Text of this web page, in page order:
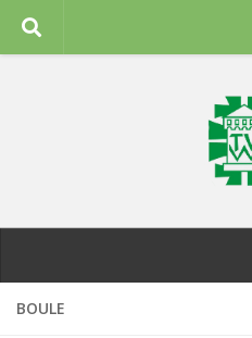
Zum Inhalt springen
BOULE